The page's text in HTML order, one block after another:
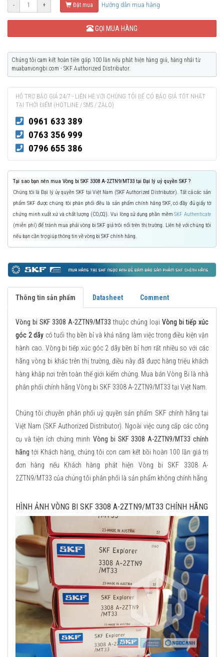
- + Đặt mua Hướng dẫn mua hàng
GỌI MUA HÀNG
Chúng tôi cam kết hoàn tiền gấp 100 lần nếu phát hiện hàng giả, hàng nhái từ
muabanvongbi.com - SKF Authorized Distributor.
HỖ TRỢ BÁO GIÁ 24/7 - LIÊN HỆ VỚI CHÚNG TÔI ĐỂ CÓ BÁO GIÁ TỐT NHẤT
TẠI THỜI ĐIỂM (HOTLINE / SMS / ZALO)
0961 633 389
0763 356 999
0796 655 386
Tại sao bạn nên mua Vòng bi SKF 3308 A-2ZTN9/MT33 tại Đại lý uỷ quyền SKF ?
Chúng tôi là Đại lý ủy quyền SKF tại Việt Nam (SKF Authorized Distributor). Tất cả các sản
phẩm SKF được chúng tôi phân phối đều là sản phẩm chính hãng SKF, có đầy đủ giấy tờ
chứng minh xuất xứ và chất lượng (CO,CQ). Vui lòng sử dụng phần mềmSKF Authenticate
(miễn phí) để tránh mua phải vòng bi SKF giả trôi nổi trên thị trường. Liên hệ với chúng tôi
nếu bạn cần trợ giúp thông tin về vòng bi SKF chính hãng.
Thông tin sản phẩm Datasheet Comment
Vòng bi SKF 3308 A-2ZTN9/MT33 thuộc chủng loại Vòng bi tiếp xúc
góc 2 dãy có tuổi thọ bền bỉ và khả năng làm việc trong điều kiện vận
hành cao. Vòng bi tiếp xúc góc 2 dãy bền bỉ hơn rất nhiều so với các
hãng vòng bi khác trên thị trường, điều này đã được hàng triệu khách
hàng khắp nơi trên toàn thế giới kiểm chứng. Mua bán Vòng Bi là nhà
phân phối chính hãng Vòng bi SKF 3308 A-2ZTN9/MT33 tại Việt Nam.
Chúng tôi chuyên phân phối uỷ quyền sản phẩm SKF chính hãng tại
Việt Nam (SKF Authorized Distributor). Ngoài việc cung cấp các công
cụ và tiện ích chứng minh Vòng bi SKF 3308 A-2ZTN9/MT33 chính
hãng tới Khách hàng, chúng tôi con cam kết bồi hoàn 100 lần giá trị
đơn hàng nếu Khách hàng phát hiện Vòng bi SKF 3308 A-
2ZTN9/MT33 của chúng tôi phân phối là sản phẩm không chính hãng.
HÌNH ẢNH VÒNG BI SKF 3308 A-2ZTN9/MT33 CHÍNH HÃNG